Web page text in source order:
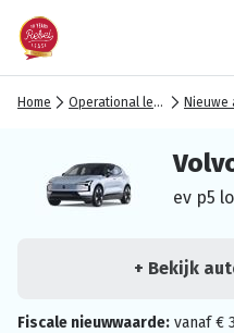
Home Operational lease Nieuwe
ev p5
+ Bekijk
Fiscale nieuwwaarde: vanaf €